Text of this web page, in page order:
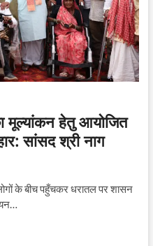
मूल्यांकन हेतु आयोजित
सांसद श्री नाग
के बीच पहुँचकर धरातल पर शासन